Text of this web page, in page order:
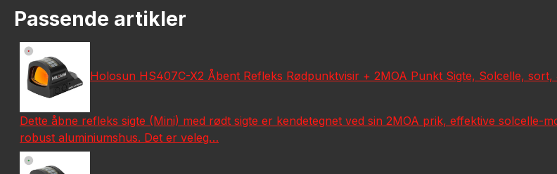
Passende artikler
Holosun HS407C-X2 Åbent Refleks Rødpunktvisir + 2MOA Punkt Sigte, Solcelle,
Dette åbne refleks sigte (Mini) med rødt sigte er kendetegnet ved sin 2MOA prik, effektive solcelle-
robust aluminiumshus. Det er veleg…